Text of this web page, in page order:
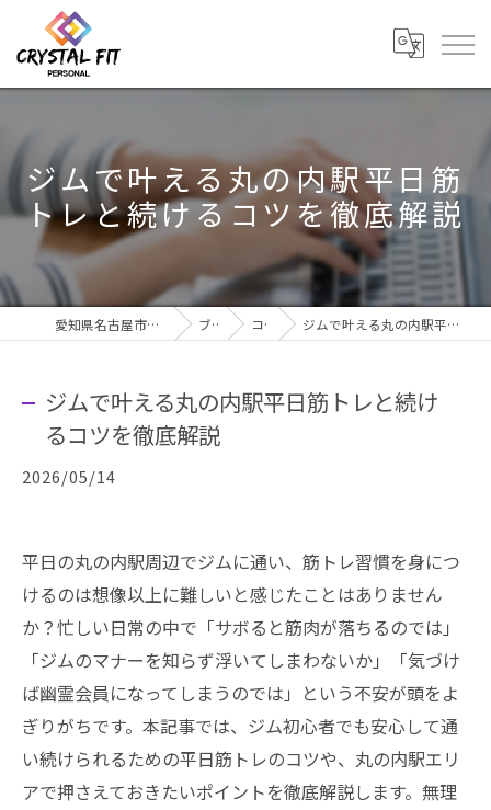
ジムで叶える丸の内駅平日筋
トレと続けるコツを徹底解説
愛知県名古屋市のジムならCRYSTAL Fit ブログ コラム ジムで叶える丸の内駅平日筋トレと続けるコツを徹底解説
ジムで叶える丸の内駅平日筋トレと続け
るコツを徹底解説
2026/05/14
平日の丸の内駅周辺でジムに通い、筋トレ習慣を身につ
けるのは想像以上に難しいと感じたことはありません
か？忙しい日常の中で「サボると筋肉が落ちるのでは」
「ジムのマナーを知らず浮いてしまわないか」「気づけ
ば幽霊会員になってしまうのでは」という不安が頭をよ
ぎりがちです。本記事では、ジム初心者でも安心して通
い続けられるための平日筋トレのコツや、丸の内駅エリ
アで押さえておきたいポイントを徹底解説します。無理